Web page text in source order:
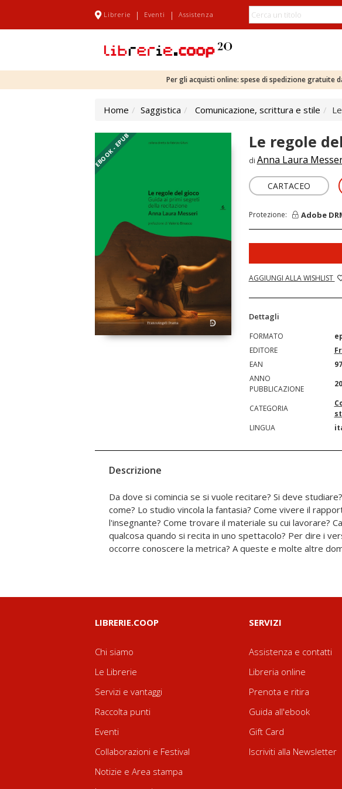
Librerie | Eventi | Assistenza
Per gli acquisti online: spese di spedizione gratuite
Home Saggistica Comunicazione, scrittura e stile
EBOOK - EPUB Le regole
di Anna Laura
CARTACEO
Protezione: Adobe
AGGIUNGI ALLA WISHLIST
Dettagli
FORMATO
EDITORE
EAN
ANNO
PUBBLICAZIONE
CATEGORIA
LINGUA
Descrizione
Da dove si comincia se si vuole recitare? Si deve
come? Lo studio vincola la fantasia? Come vivere il
l'insegnante? Come trovare il materiale su cui lavorare?
qualcosa quando si recita in uno spettacolo? Per dire i
occorre conoscere la metrica? A queste e molte altre
risponde qui Anna Laura Messeri, con tutta la sapienza
viene da un pluridecennale lavoro con giovani aspiranti
centinaia di allievi ne riconoscono il magistero
LIBRERIE.COOP
Chi siamo
Le Librerie
Servizi e vantaggi
Raccolta punti
Eventi
Collaborazioni e Festival
Notizie e Area stampa
SERVIZI
Assistenza e contatti
Libreria online
Prenota e ritira
Guida all'ebook
Gift Card
Iscriviti alla Newsletter